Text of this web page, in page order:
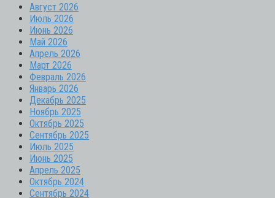
Август 2026
Июль 2026
Июнь 2026
Май 2026
Апрель 2026
Март 2026
Февраль 2026
Январь 2026
Декабрь 2025
Ноябрь 2025
Октябрь 2025
Сентябрь 2025
Июль 2025
Июнь 2025
Апрель 2025
Октябрь 2024
Сентябрь 2024